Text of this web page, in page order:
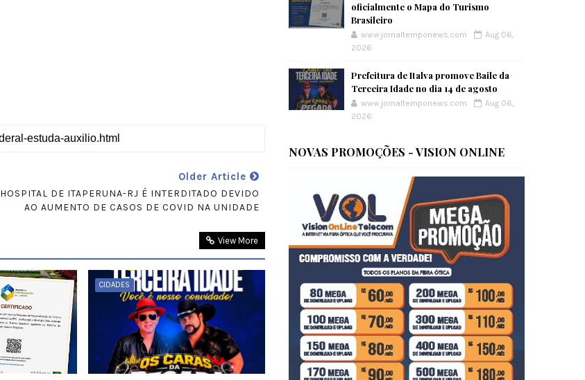
Older Article
HOSPITAL DE ITAPERUNA-RJ É INTERDITADO DEVIDO
AO AUMENTO DE CASOS DE COVID NA UNIDADE
View More
CIDADES
oficialmente o Mapa do Turismo
Brasileiro
www.jornaltemponews.com
Aug 06,
2026
Prefeitura de Italva promove Baile da
Terceira Idade no dia 14 de agosto
www.jornaltemponews.com
Aug 06,
2026
NOVAS PROMOÇÕES - VISION ONLINE